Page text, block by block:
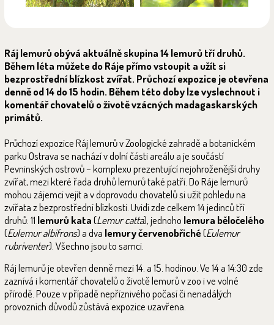
Ráj lemurů obývá aktuálně skupina 14 lemurů tří druhů.
Během léta můžete do Ráje přímo vstoupit a užít si
bezprostřední blízkost zvířat. Průchozí expozice je otevřena
denně od 14 do 15 hodin. Během této doby lze vyslechnout i
komentář chovatelů o životě vzácných madagaskarských
primátů.
Průchozí expozice Ráj lemurů v Zoologické zahradě a botanickém
parku Ostrava se nachází v dolní části areálu a je součástí
Pevninských ostrovů – komplexu prezentující nejohroženější druhy
zvířat, mezi které řada druhů lemurů také patří. Do Ráje lemurů
mohou zájemci vejít a v doprovodu chovatelů si užít pohledu na
zvířata z bezprostřední blízkosti. Uvidí zde celkem 14 jedinců tří
druhů: 11 lemurů kata(Lemur catta), jednoho lemura běločelého
(Eulemur albifrons) a dva lemury červenobřiché(Eulemur
rubriventer). Všechno jsou to samci.
Ráj lemurů je otevřen denně mezi 14. a 15. hodinou. Ve 14 a 14:30 zde
zaznívá i komentář chovatelů o životě lemurů v zoo i ve volné
přírodě. Pouze v případě nepříznivého počasí či nenadálých
provozních důvodů zůstává expozice uzavřena.